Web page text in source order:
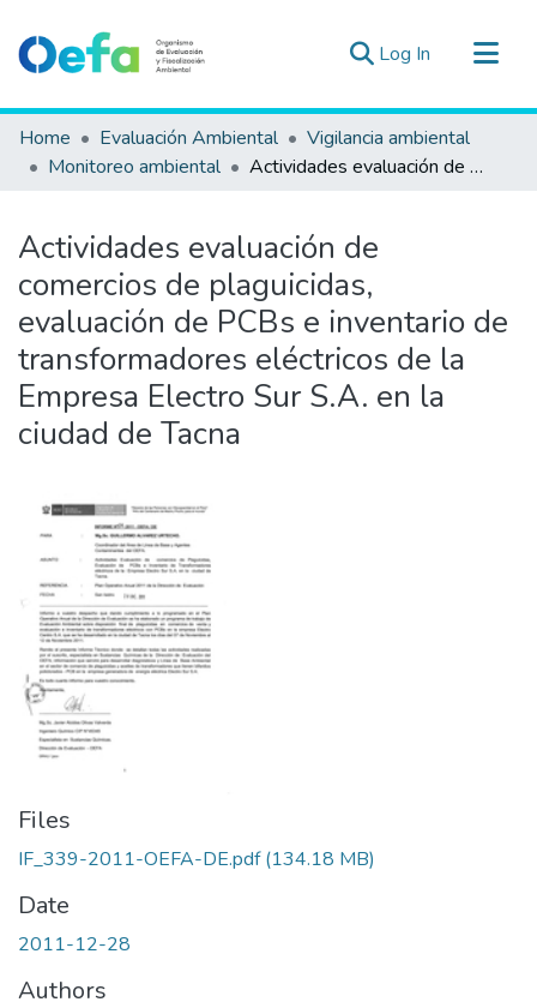
Log In (current)
Communities & Collections
All of DSpace
Estad. Externas
Guias ▾
Home Evaluación Ambiental
Vigilancia ambiental
Monitoreo ambiental
Actividades evaluación de comercios de plaguicidas, evaluación de PCBs e inventario de transformadores eléctricos de la Empresa Electro Sur S.A. en la ciudad de Tacna
Actividades evaluación de
comercios de plaguicidas,
evaluación de PCBs e inventario de
transformadores eléctricos de la
Empresa Electro Sur S.A. en la
ciudad de Tacna
Files
IF_339-2011-OEFA-DE.pdf(134.18 MB)
Date
2011-12-28
Authors